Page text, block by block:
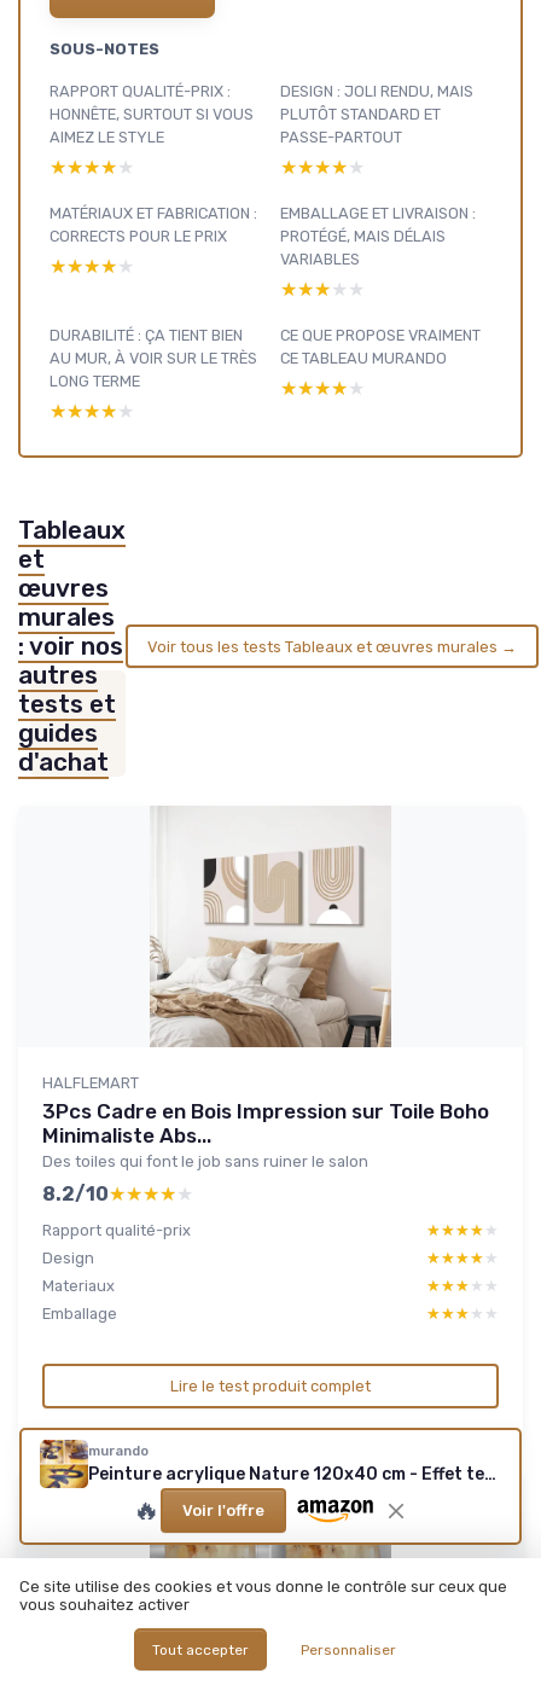
SOUS-NOTES
RAPPORT QUALITÉ-PRIX :
HONNÊTE, SURTOUT SI VOUS
AIMEZ LE STYLE
★★★★★
★★★★★
DESIGN : JOLI RENDU, MAIS
PLUTÔT STANDARD ET
PASSE-PARTOUT
★★★★★
★★★★★
MATÉRIAUX ET FABRICATION :
CORRECTS POUR LE PRIX
★★★★★
★★★★★
EMBALLAGE ET LIVRAISON :
PROTÉGÉ, MAIS DÉLAIS
VARIABLES
★★★★★
★★★★★
DURABILITÉ : ÇA TIENT BIEN
AU MUR, À VOIR SUR LE TRÈS
LONG TERME
★★★★★
★★★★★
CE QUE PROPOSE VRAIMENT
CE TABLEAU MURANDO
★★★★★
★★★★★
Tableaux
et
œuvres
murales
: voir nos
autres
tests et
guides
d'achat
Voir tous les tests Tableaux et œuvres murales →
HALFLEMART
3Pcs Cadre en Bois Impression sur Toile Boho
Minimaliste Abs...
Des toiles qui font le job sans ruiner le salon
8.2/10★★★★★
★★★★★
Rapport qualité-prix ★★★★★
★★★★★
Design
★★★★★
★★★★★
Materiaux
★★★★★
★★★★★
Emballage
★★★★★
★★★★★
Lire le test produit complet
murando
Peinture acrylique Nature 120x40 cm - Effet texturé ou coup de pinceau - Décoration avec finition faite à la main - Salon chambre - Artistique Fleur Nature Pissenlit b-C-0169-b-c 120L x 40l cm #09 Premium : avec texture
🔥 Voir l'offre
Ce site utilise des cookies et vous donne le contrôle sur ceux que
vous souhaitez activer
Tout accepter Personnaliser